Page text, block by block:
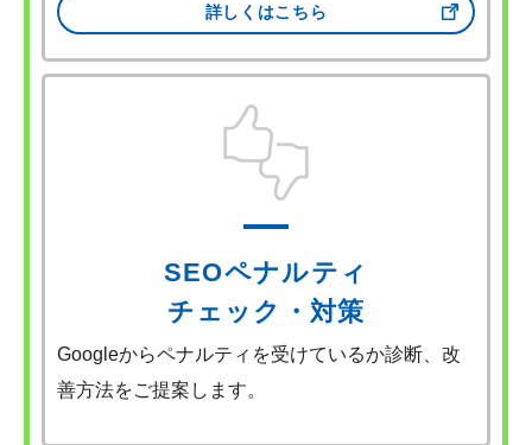
詳しくはこちら
SEOペナルティ
チェック・対策
Googleからペナルティを受けているか診断、改
善方法をご提案します。